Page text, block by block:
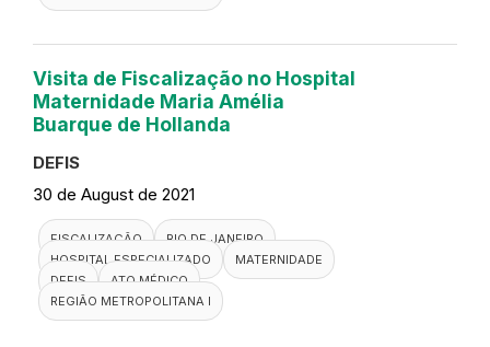
Visita de Fiscalização no Hospital
Maternidade Maria Amélia
Buarque de Hollanda
DEFIS
30 de August de 2021
FISCALIZAÇÃO
RIO DE JANEIRO
HOSPITAL ESPECIALIZADO
MATERNIDADE
DEFIS
ATO MÉDICO
REGIÃO METROPOLITANA I